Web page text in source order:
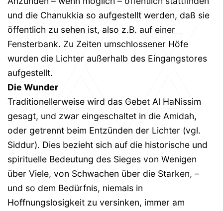
und die Chanukkia so aufgestellt werden, daß sie
öffentlich zu sehen ist, also z.B. auf einer
Fensterbank. Zu Zeiten umschlossener Höfe
wurden die Lichter außerhalb des Eingangstores
aufgestellt.
Die Wunder
Traditionellerweise wird das Gebet Al HaNissim
gesagt, und zwar eingeschaltet in die Amidah,
oder getrennt beim Entzünden der Lichter (vgl.
Siddur). Dies bezieht sich auf die historische und
spirituelle Bedeutung des Sieges von Wenigen
über Viele, von Schwachen über die Starken, –
und so dem Bedürfnis, niemals in
Hoffnungslosigkeit zu versinken, immer am